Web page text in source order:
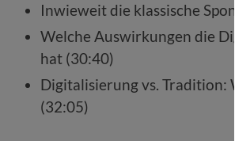
Inwieweit die klassische
Welche Auswirkungen die
hat (30:40)
Digitalisierung vs.
(32:05)